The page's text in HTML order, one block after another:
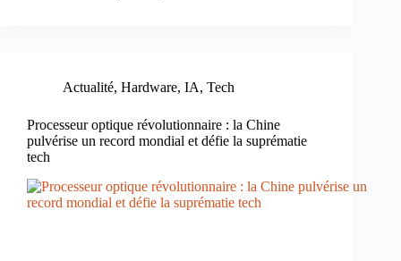
Actualité, Hardware, IA, Tech
Processeur optique révolutionnaire : la Chine
pulvérise un record mondial et défie la suprématie
tech